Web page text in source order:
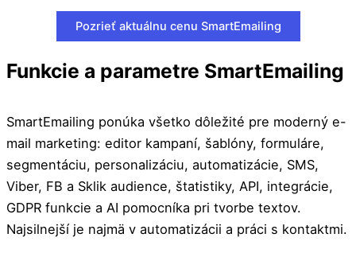
Pozrieť aktuálnu cenu SmartEmailing
Funkcie a parametre SmartEmailing
SmartEmailing ponúka všetko dôležité pre moderný e-
mail marketing: editor kampaní, šablóny, formuláre,
segmentáciu, personalizáciu, automatizácie, SMS,
Viber, FB a Sklik audience, štatistiky, API, integrácie,
GDPR funkcie a AI pomocníka pri tvorbe textov.
Najsilnejší je najmä v automatizácii a práci s kontaktmi.